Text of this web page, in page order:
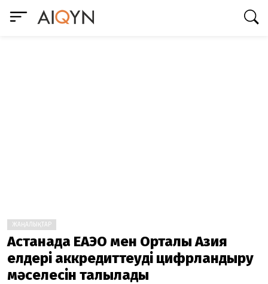
ЖАҢАЛЫҚТАР
Астанада ЕАЭО мен Орталық Азия
елдері аккредиттеуді цифрландыру
мәселесін талқылады